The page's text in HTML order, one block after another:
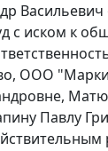
Васильевич
с иском к
ООО
Павлу